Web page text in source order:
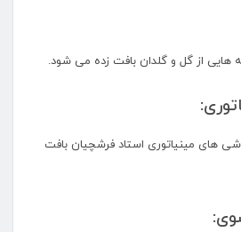
هایی از گل و گلدان بافت زده می شود.
های مینیاتوری استاد فرشچیان بافت